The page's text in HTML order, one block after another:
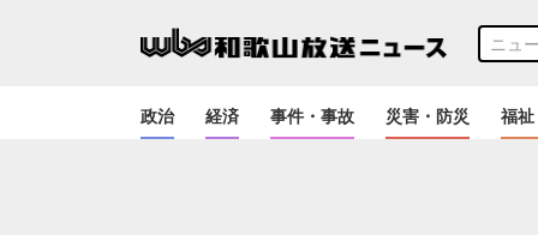
政治 経済 事件・事故 災害・防災 福